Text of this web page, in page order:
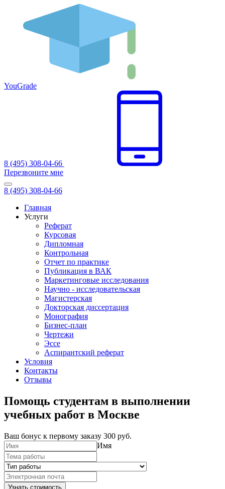
YouGrade
8 (495) 308-04-66
Перезвоните мне
8 (495) 308-04-66
Главная
Услуги
Реферат
Курсовая
Дипломная
Контрольная
Отчет по практике
Публикация в ВАК
Маркетинговые исследования
Научно - исследовательская
Магистерская
Докторская диссертация
Монография
Бизнес-план
Чертежи
Эссе
Аспирантский реферат
Условия
Контакты
Отзывы
Помощь студентам в выполнении
учебных работ в Москве
Ваш бонус к первому заказу 300 руб.
Имя